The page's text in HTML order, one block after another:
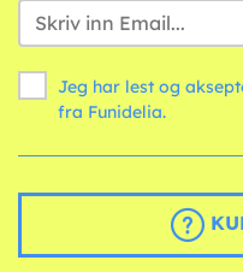
Jeg har lest og
fra Funidelia.